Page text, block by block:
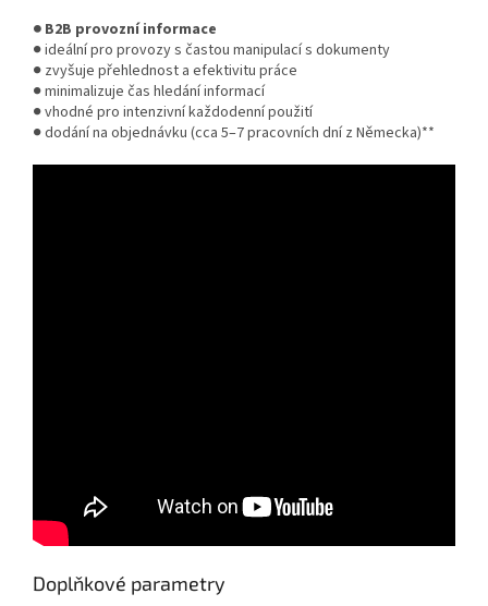
● B2B provozní informace
● ideální pro provozy s častou manipulací s dokumenty
● zvyšuje přehlednost a efektivitu práce
● minimalizuje čas hledání informací
● vhodné pro intenzivní každodenní použití
● dodání na objednávku (cca 5–7 pracovních dní z Německa)**
Doplňkové parametry